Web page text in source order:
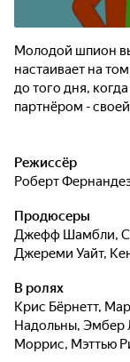
Молодой шпион
настаивает на
до того дня,
партнёром -
Режиссёр
Роберт
Продюсеры
Джефф Шамбли,
Джереми Уайт,
В ролях
Крис Бёрнетт,
Надольны, Эмбер
Моррис, Мэттью